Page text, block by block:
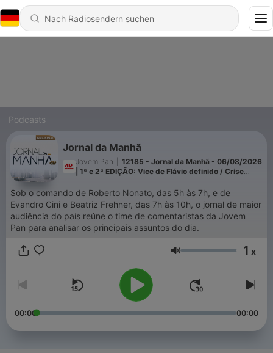
Podcasts
Jornal da Manhã
Jovem Pan
12185 - Jornal da Manhã - 06/08/2026
| 1ª e 2ª EDIÇÃO: Vice de Flávio definido / Crise
taxa Selic
Sob o comando de Roberto Nonato, das 5h às 7h, e de
Evandro Cini e Beatriz Frehner, das 7h às 10h, o jornal de maior
audiência do país reúne o time de comentaristas da Jovem
Pan para analisar os principais assuntos do dia.
Lautstärke 1 x
00:00 00:00